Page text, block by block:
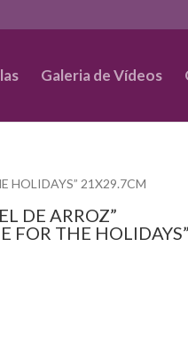
Galeria de Vídeos
HOLIDAYS” 21X29.7CM
DE ARROZ”
FOR THE HOLIDAYS”